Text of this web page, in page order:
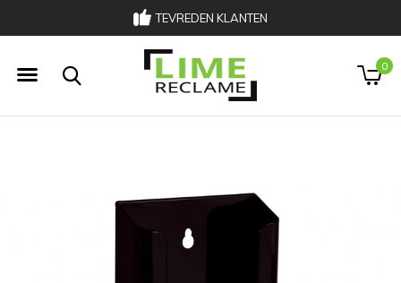
TEVREDEN KLANTEN
033 303 00 02
0